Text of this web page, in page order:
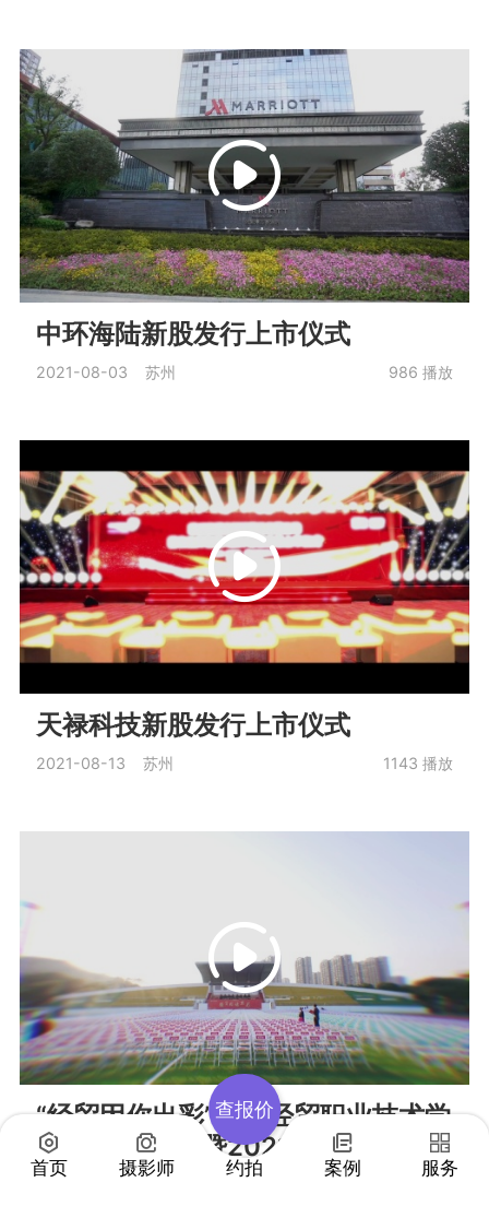
中环海陆新股发行上市仪式
2021-08-03 苏州 986 播放
天禄科技新股发行上市仪式
2021-08-13 苏州 1143 播放
“经贸因你出彩”苏州经贸职业技术学
院60周年校庆暨2021迎新生文艺晚
会
首页 摄影师
查报价
约拍 案例 服务